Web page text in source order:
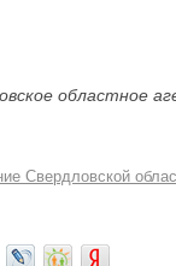
областное
Свердловской